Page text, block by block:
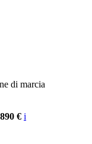
di marcia
€ i